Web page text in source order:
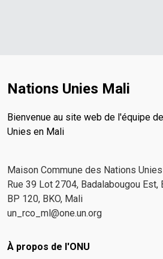
Nations Unies Mali
Bienvenue au site web de l'équipe
Unies en Mali
Maison Commune des Nations Unies
Rue 39 Lot 2704, Badalabougou Est,
BP 120, BKO, Mali
un_rco_ml@one.un.org
Footer menu
À propos de l'ONU